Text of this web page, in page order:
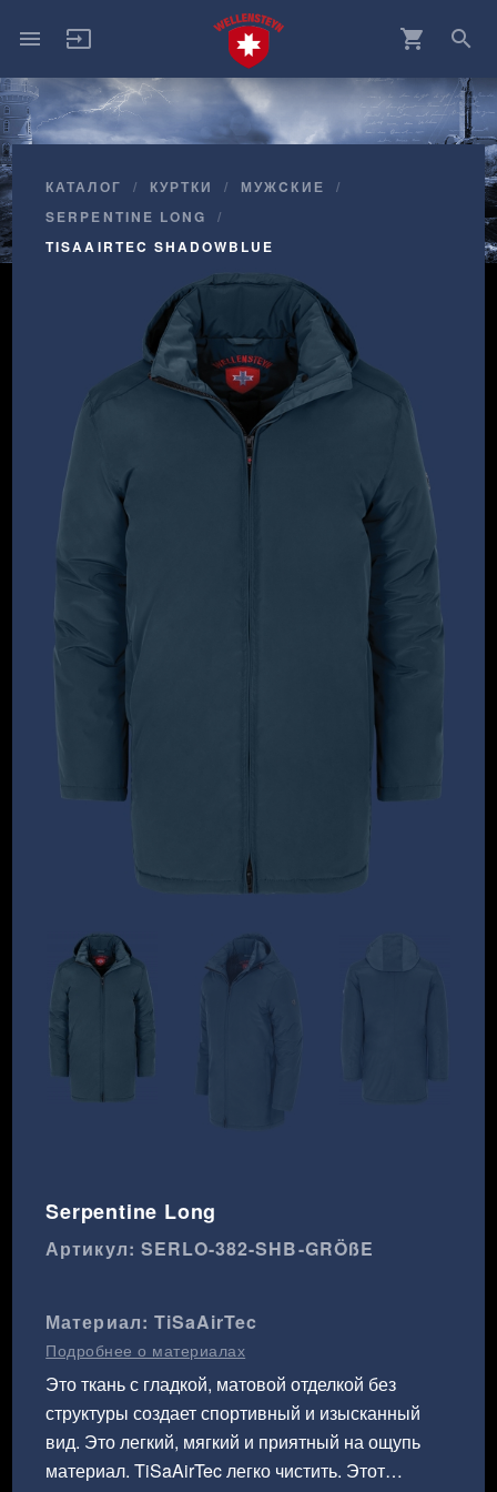
menu search
shopping_cart
input
КАТАЛОГ КУРТКИ
МУЖCКИЕ
SERPENTINE LONG
TISAAIRTEC SHADOWBLUE
Serpentine Long
Артикул: SERLO-382-SHB-GRÖßE
Материал: TiSaAirTec
Подробнее о материалах
Это ткань с гладкой, матовой отделкой без
структуры создает спортивный и изысканный
вид. Это легкий, мягкий и приятный на ощупь
материал. TiSaAirTec легко чистить. Этот